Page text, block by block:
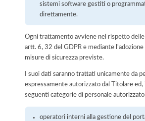
sistemi software gestiti o
direttamente.
Ogni trattamento avviene nel rispetto delle
artt. 6, 32 del GDPR e mediante l'adozione
misure di sicurezza previste.
I suoi dati saranno trattati unicamente da
espressamente autorizzato dal Titolare ed,
seguenti categorie di personale
operatori interni alla gestione del